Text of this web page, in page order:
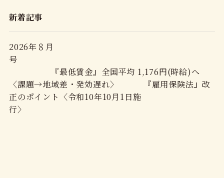
新着記事
2026年８月
号
『最低賃金』全国平均 1,176円(時給)へ
〈課題→地域差・発効遅れ〉 『雇用保険法』改
正のポイント〈令和10年10月1日施
行〉